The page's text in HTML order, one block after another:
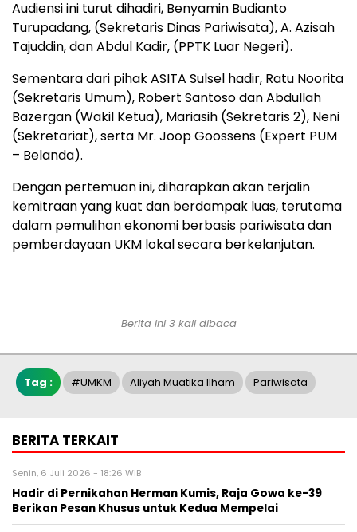
Audiensi ini turut dihadiri, Benyamin Budianto
Turupadang, (Sekretaris Dinas Pariwisata), A. Azisah
Tajuddin, dan Abdul Kadir, (PPTK Luar Negeri).
Sementara dari pihak ASITA Sulsel hadir, Ratu Noorita
(Sekretaris Umum), Robert Santoso dan Abdullah
Bazergan (Wakil Ketua), Mariasih (Sekretaris 2), Neni
(Sekretariat), serta Mr. Joop Goossens (Expert PUM
– Belanda).
Dengan pertemuan ini, diharapkan akan terjalin
kemitraan yang kuat dan berdampak luas, terutama
dalam pemulihan ekonomi berbasis pariwisata dan
pemberdayaan UKM lokal secara berkelanjutan.
Berita ini 3 kali dibaca
Tag : #UMKM Aliyah Muatika Ilham Pariwisata
BERITA TERKAIT
Senin, 6 Juli 2026 - 18:26 WIB
Hadir di Pernikahan Herman Kumis, Raja Gowa ke-39
Berikan Pesan Khusus untuk Kedua Mempelai